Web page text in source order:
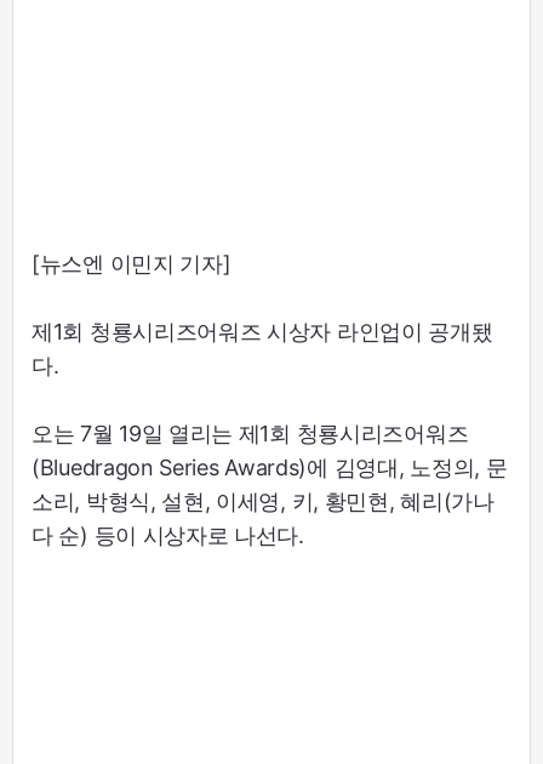
[뉴스엔 이민지 기자]
제1회 청룡시리즈어워즈 시상자 라인업이 공개됐
다.
오는 7월 19일 열리는 제1회 청룡시리즈어워즈
(Bluedragon Series Awards)에 김영대, 노정의, 문
소리, 박형식, 설현, 이세영, 키, 황민현, 혜리(가나
다 순) 등이 시상자로 나선다.